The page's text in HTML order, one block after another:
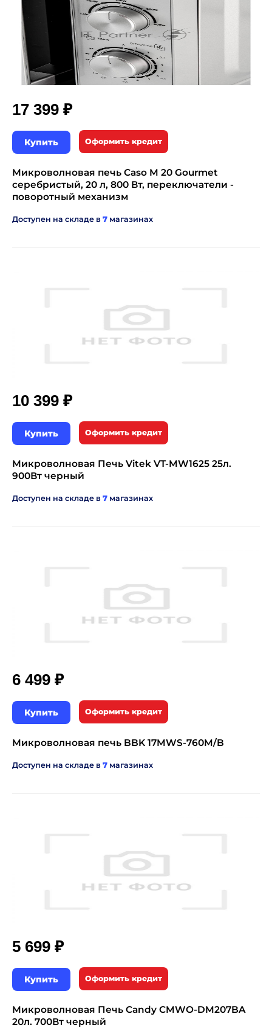
17 399 ₽
Купить Оформить кредит
Микроволновая печь Caso M 20 Gourmet
серебристый, 20 л, 800 Вт, переключатели -
поворотный механизм
Доступен на складе в 7 магазинах
10 399 ₽
Купить Оформить кредит
Микроволновая Печь Vitek VT-MW1625 25л.
900Вт черный
Доступен на складе в 7 магазинах
6 499 ₽
Купить Оформить кредит
Микроволновая печь BBK 17MWS-760M/B
Доступен на складе в 7 магазинах
5 699 ₽
Купить Оформить кредит
Микроволновая Печь Candy CMWO-DM207BA
20л. 700Вт черный